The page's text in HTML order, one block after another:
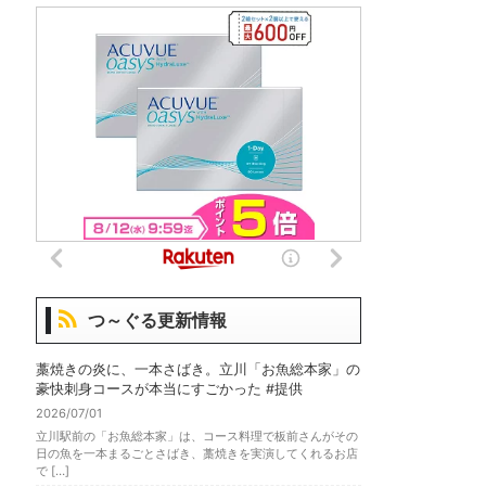
つ～ぐる更新情報
藁焼きの炎に、一本さばき。立川「お魚総本家」の
豪快刺身コースが本当にすごかった #提供
2026/07/01
立川駅前の「お魚総本家」は、コース料理で板前さんがその
日の魚を一本まるごとさばき、藁焼きを実演してくれるお店
で […]